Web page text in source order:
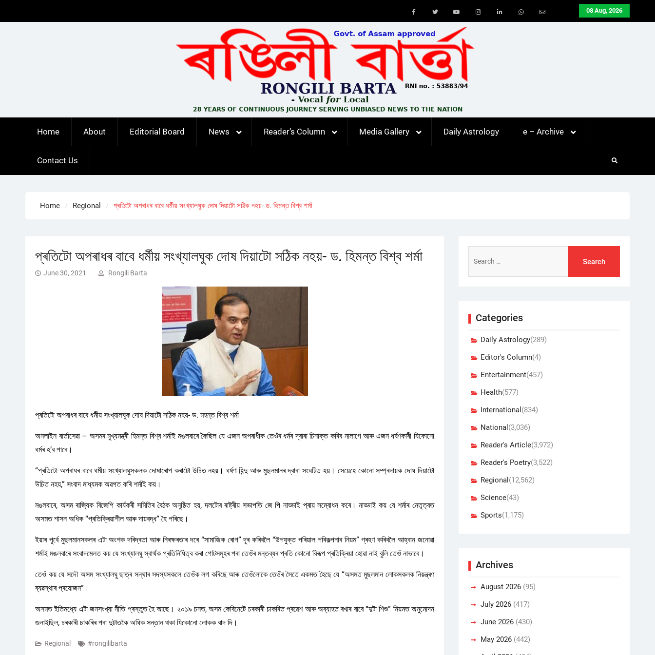
08 Aug, 2026
Youtube
Home About Editorial Board News Reader’s Column Media Gallery Daily Astrology e – Archive
Contact Us
Home Regional প্ৰতিটো অপৰাধৰ বাবে ধৰ্মীয় সংখ্যালঘুক দোষ দিয়াটো সঠিক নহয়- ড. হিমন্ত বিশ্ব শৰ্মা
প্ৰতিটো অপৰাধৰ বাবে ধৰ্মীয় সংখ্যালঘুক দোষ দিয়াটো সঠিক নহয়- ড. হিমন্ত বিশ্ব শৰ্মা
June 30, 2021 Rongili Barta
প্ৰতিটো অপৰাধৰ বাবে ধৰ্মীয় সংখ্যালঘুক দোষ দিয়াটো সঠিক নহয়- ড. মহন্ত বিশ্ব শৰ্মা
অনলাইন বাৰ্তাসেৱা – অসমৰ মুখ্যমন্ত্ৰী হিমন্ত বিশ্ব শৰ্মাই মঙলবাৰে কৈছিল যে এজন অপৰাধীক তেওঁৰ ধৰ্মৰ দ্বাৰা চিনাক্ত কৰিব নালাগে আৰু এজন ধৰ্ষণকাৰী যিকোনো
ধৰ্মৰ হ’ব পাৰে।
“প্ৰতিটো অপৰাধৰ বাবে ধৰ্মীয় সংখ্যালঘুসকলক দোষাৰোপ কৰাটো উচিত নহয়। ধৰ্ষণ হিন্দু আৰু মুছলমানৰ দ্বাৰা সংঘটিত হয়। সেয়েহে কোনো সম্প্ৰদায়ক দোষ দিয়াটো
উচিত নহয়,” সংবাদ মাধ্যমক অৱগত কৰি শৰ্মাই কয়।
মঙলবাৰে, অসম ৰাজ্যিক বিজেপি কাৰ্যকৰী সমিতিৰ বৈঠক অনুষ্ঠিত হয়, দলটোৰ ৰাষ্ট্ৰীয় সভাপতি জে পি নাড্ডাই প্ৰায় সম্বোধন কৰে। নাড্ডাই কয় যে শৰ্মাৰ নেতৃত্বত
অসমত শাসন অধিক “প্ৰতিক্ৰিয়াশীল আৰু দায়বদ্ধ” হৈ পৰিছে।
ইয়াৰ পূৰ্বে মুছলমানসকলৰ এটা অংশক দৰিদ্ৰতা আৰু নিৰক্ষৰতাৰ দৰে “সামাজিক ৰোগ” দূৰ কৰিবলৈ “উপযুক্ত পৰিয়াল পৰিকল্পনাৰ নিয়ম” গ্ৰহণ কৰিবলৈ আহ্বান জনোৱা
শৰ্মাই মঙলবাৰে সংবাদমেলত কয় যে সংখ্যালঘু স্বাৰ্থক প্ৰতিনিধিত্ব কৰা গোটসমূহৰ পৰা তেওঁৰ মন্তব্যৰ প্ৰতি কোনো বিৰূপ প্ৰতিক্ৰিয়া হোৱা নাই বুলি তেওঁ নাভাবে।
তেওঁ কয় যে সদৌ অসম সংখ্যালঘু ছাত্ৰ সন্থাৰ সদস্যসকলে তেওঁক লগ কৰিছে আৰু তেওঁলোকে তেওঁৰ সৈতে একমত হৈছে যে “অসমত মুছলমান লোকসকলক নিয়ন্ত্ৰণ
ব্যৱস্থাৰ প্ৰয়োজন”।
অসমত ইতিমধ্যে এটা জনসংখ্যা নীতি প্ৰস্তুত হৈ আছে। ২০১৯ চনত, অসম কেবিনেটে চৰকাৰী চাকৰিত প্ৰৱেশ আৰু অব্যাহত ৰখাৰ বাবে “দুটা শিশু” নিয়মত অনুমোদন
জনাইছিল, চৰকাৰী চাকৰিৰ পৰা দুটাতকৈ অধিক সন্তান থকা যিকোনো লোকক বাদ দি।
Regional #rongilibarta
for:
Categories
Daily Astrology(289)
Editor's Column(4)
Entertainment(457)
Health(577)
International (834)
National (3,036)
Reader's Article(3,972)
Reader's Poetry(3,522)
Regional (12,562)
Science(43)
Sports(1,175)
Archives
August 2026 (95)
July 2026 (417)
June 2026 (430)
May 2026 (442)